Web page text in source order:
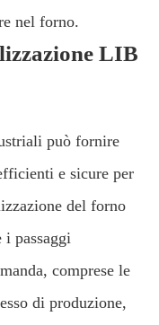
nel forno.
LIB
può fornire
e sicure per
del forno
passaggi
comprese le
di produzione,